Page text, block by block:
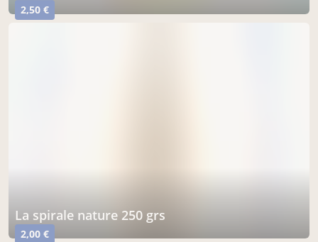
2,50 €
la spirale nature 250 grs
2,00 €